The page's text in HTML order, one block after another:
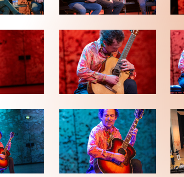
JJW-
SdS-
PH-
220126_0392b_wb
JJW-
SdS-
PH-
220126_0398b_wb